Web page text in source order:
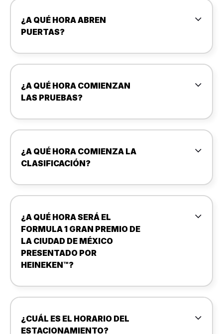
¿A QUÉ HORA ABREN
PUERTAS?
¿A QUÉ HORA COMIENZAN
LAS PRUEBAS?
¿A QUÉ HORA COMIENZA LA
CLASIFICACIÓN?
¿A QUÉ HORA SERÁ EL
FORMULA 1 GRAN PREMIO DE
LA CIUDAD DE MÉXICO
PRESENTADO POR
HEINEKEN™?
¿CUÁL ES EL HORARIO DEL
ESTACIONAMIENTO?